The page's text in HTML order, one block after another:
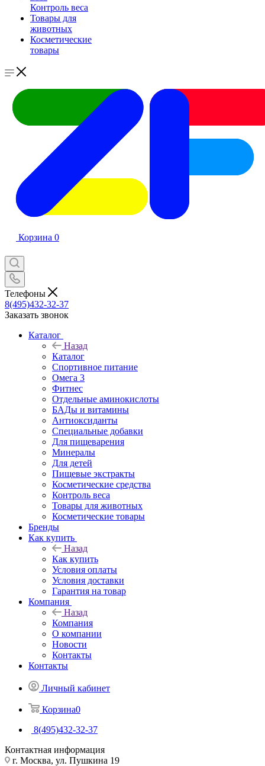
Контроль веса
Товары для
животных
Косметические
товары
Корзина 0
Телефоны
8(495)432-32-37
Заказать звонок
Каталог
Назад
Каталог
Спортивное питание
Омега 3
Фитнес
Отдельные аминокислоты
БАДы и витамины
Антиоксиданты
Специальные добавки
Для пищеварения
Минералы
Для детей
Пищевые экстракты
Косметические средства
Контроль веса
Товары для животных
Косметические товары
Бренды
Как купить
Назад
Как купить
Условия оплаты
Условия доставки
Гарантия на товар
Компания
Назад
Компания
О компании
Новости
Контакты
Контакты
Личный кабинет
Корзина0
8(495)432-32-37
Контактная информация
г. Москва, ул. Пушкина 19